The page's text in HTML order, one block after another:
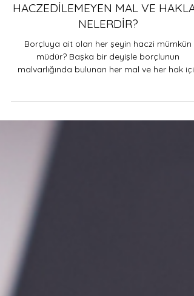
HACZEDİLEMEYEN MAL VE
NELERDİR?
Borçluya ait olan her şeyin haczi mümkün
alacaklının haciz